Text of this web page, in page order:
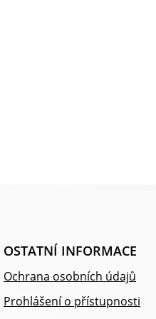
OSTATNÍ INFORMACE
Ochrana osobních údajů
Prohlášení o přístupnosti